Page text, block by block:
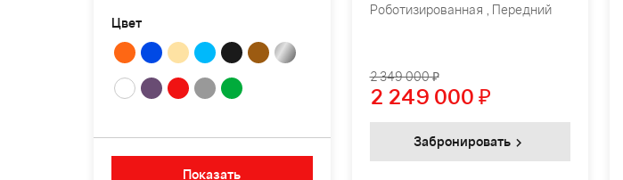
Цвет
Роботизированная , Передний
2 349 000 ₽
2 249 000 ₽
Забронировать